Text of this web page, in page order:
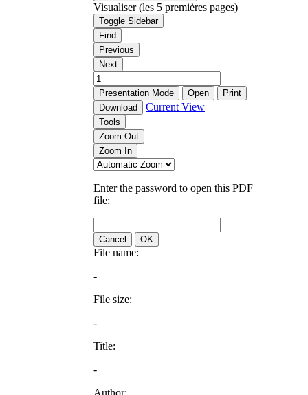
Visualiser (les 5 premières pages)
Toggle Sidebar
Find
Previous
Next
Presentation Mode Open
Print
Download
Current View
Tools
Zoom Out
Zoom In
Enter the password to open this PDF
file:
Cancel OK
File name:
-
File size:
-
Title:
-
Author: